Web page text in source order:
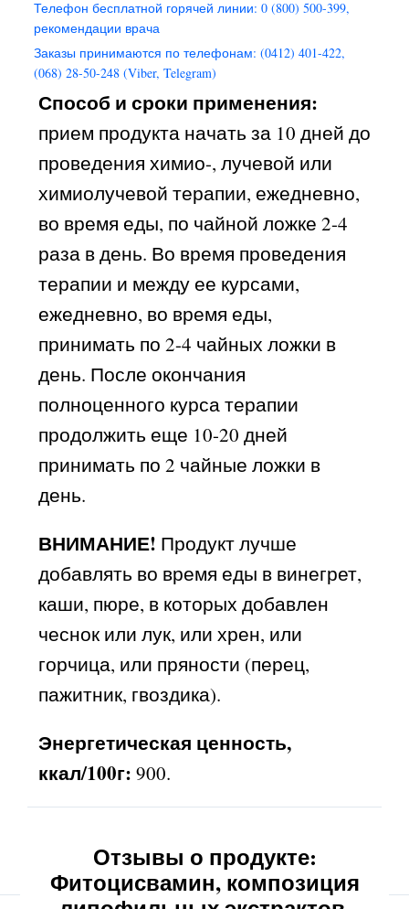
Телефон бесплатной горячей линии: 0 (800) 500-399,
рекомендации врача
Заказы принимаются по телефонам: (0412) 401-422,
(068) 28-50-248 (Viber, Telegram)
Способ и сроки применения:
прием продукта начать за 10 дней до
проведения химио-, лучевой или
химиолучевой терапии, ежедневно,
во время еды, по чайной ложке 2-4
раза в день. Во время проведения
терапии и между ее курсами,
ежедневно, во время еды,
принимать по 2-4 чайных ложки в
день. После окончания
полноценного курса терапии
продолжить еще 10-20 дней
принимать по 2 чайные ложки в
день.
ВНИМАНИЕ! Продукт лучше
добавлять во время еды в винегрет,
каши, пюре, в которых добавлен
чеснок или лук, или хрен, или
горчица, или пряности (перец,
пажитник, гвоздика).
Энергетическая ценность,
ккал/100г: 900.
Отзывы о продукте:
Фитоцисвамин, композиция